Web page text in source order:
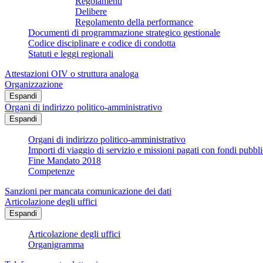
Delibere
Regolamento della performance
Documenti di programmazione strategico gestionale
Codice disciplinare e codice di condotta
Statuti e leggi regionali
Attestazioni OIV o struttura analoga
Organizzazione
Espandi
Organi di indirizzo politico-amministrativo
Espandi
Organi di indirizzo politico-amministrativo
Importi di viaggio di servizio e missioni pagati con fondi
Fine Mandato 2018
Competenze
Sanzioni per mancata comunicazione dei dati
Articolazione degli uffici
Espandi
Articolazione degli uffici
Organigramma